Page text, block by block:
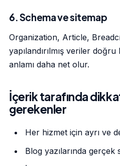
6. Schema ve sitemap
Organization, Article,
yapılandırılmış veriler doğru
anlamı daha net olur.
İçerik tarafında
gerekenler
Her hizmet için ayrı ve
Blog yazılarında